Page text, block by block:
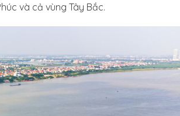
và cả vùng Tây Bắc.